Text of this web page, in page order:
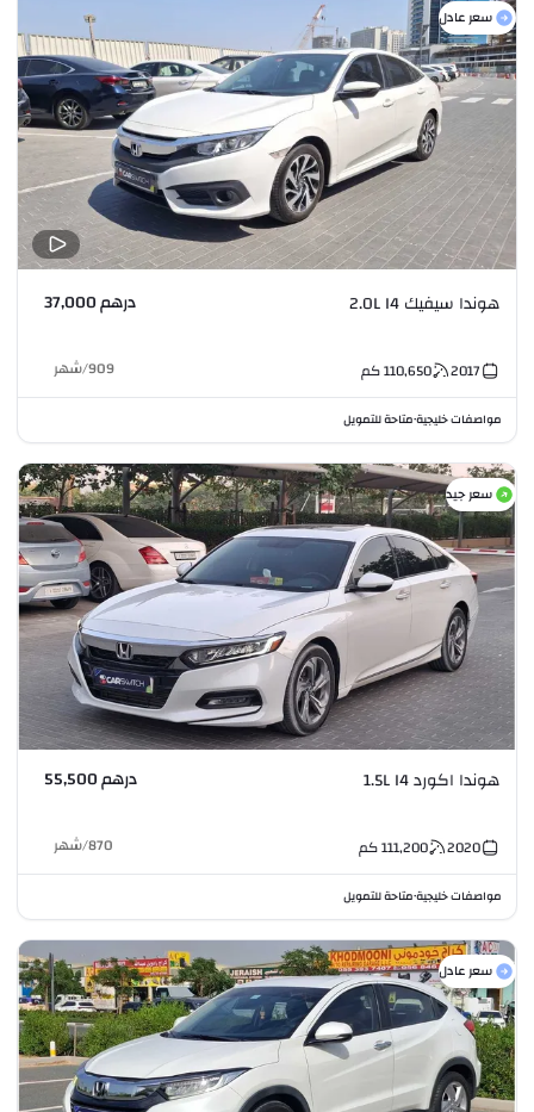
سعر عادل
هوندا سيفيك 2.0L I4 درهم 37,000
2017
110,650كم 909
/شهر
مواصفات خليجية•متاحة للتمويل
سعر جيد
هوندا اكورد 1.5L I4 درهم 55,500
2020
111,200كم 870
/شهر
مواصفات خليجية•متاحة للتمويل
سعر عادل